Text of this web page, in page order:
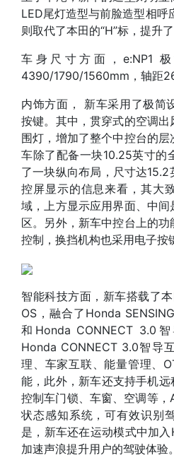
LED尾灯造型与前脸造型相呼
则取代了本田的“H”标，提升
车身尺寸方面，e:NP1
4390/1790/1560mm，轴距
内饰方面， 新车采用了极简
按键。其中，贯穿式的空调
围灯，增加了整个中控台的
车除了配备一块10.25英寸的
了一块纵向布局，尺寸达
控屏显示的信息来看，其大
域，上方显示应用界面、中
区。另外，新车中控台上的
控制，换挡机构也采用电子按
智能科技方面，新车搭载了
OS，融合了Honda
和Honda CONNECT 3.0
Honda CONNECT 3.0智导
理、车家互联、能量管理、
能，此外，新车还支持手机
控制车门锁、车窗、空调等
状态感知系统，可有效识别
是，新车还在运动模式中加
加速声浪提升用户的驾驶体验。